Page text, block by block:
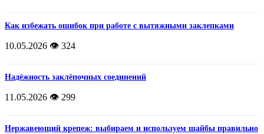
Как избежать ошибок при работе с вытяжными заклепками
10.05.2026 👁️ 324
Надёжность заклёпочных соединений
11.05.2026 👁️ 299
Нержавеющий крепеж: выбираем и используем шайбы правильно